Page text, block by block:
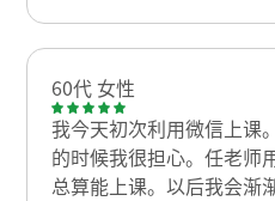
60代 女性
我今天初次利用微信上课
的时候我很担心。任老师
总算能上课。以后我会渐